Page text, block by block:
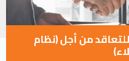
من أجل (نظام